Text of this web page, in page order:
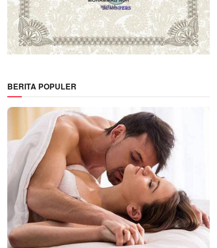
BERITA POPULER